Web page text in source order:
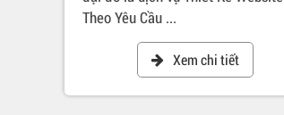
Theo Yêu Cầu ...
Xem chi tiết